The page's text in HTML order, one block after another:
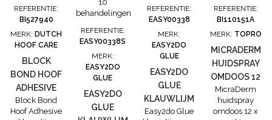
PROFAST is
een stevige
staan en niet
uit loopt wat
de
verwerkingstijd...
REFERENTIE:
BI527940
MERK: DUTCH
HOOF CARE
BLOCK
BOND HOOF
ADHESIVE
KLAUWLIJM
200ML
Block Bond
Hoof Adhesive
REFERENTIE:
EASY00338S
MERK:
EASY2DO
GLUE
EASY2DO
GLUE
REFERENTIE:
EASY00338
MERK:
EASY2DO
GLUE
EASY2DO
GLUE
KLAUWLIJM
200 ML
Easy2do Glue
REFERENTIE:
BI110151A
MERK: TOPRO
MICRADERM
HUIDSPRAY
OMDOOS 12
X 250 ML
MicraDerm
huidspray
omdoos 12 x